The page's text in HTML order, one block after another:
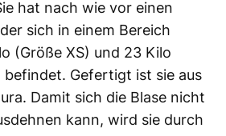
hat nach wie vor einen
sich in einem Bereich
(Größe XS) und 23 Kilo
befindet. Gefertigt ist sie aus
Damit sich die Blase nicht
kann, wird sie durch